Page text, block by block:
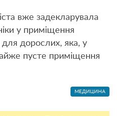
вже задекларувала
у приміщення
для дорослих, яка, у
пусте приміщення
МЕДИЦИНА